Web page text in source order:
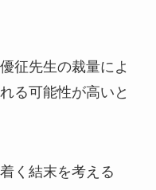
征先生の裁量によ
る可能性が高いと
く結末を考える